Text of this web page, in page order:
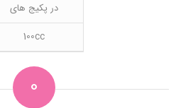
در پکیج های
100cc
0